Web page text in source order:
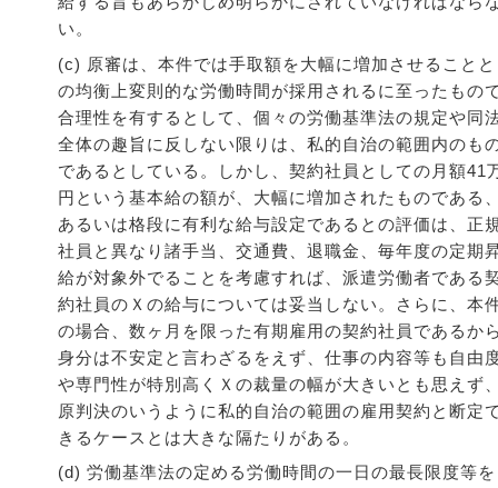
い。
(c) 原審は、本件では手取額を大幅に増加させることと
の均衡上変則的な労働時間が採用されるに至ったもの
合理性を有するとして、個々の労働基準法の規定や同
全体の趣旨に反しない限りは、私的自治の範囲内のも
であるとしている。しかし、契約社員としての月額41
円という基本給の額が、大幅に増加されたものである
あるいは格段に有利な給与設定であるとの評価は、正
社員と異なり諸手当、交通費、退職金、毎年度の定期
給が対象外でることを考慮すれば、派遣労働者である
約社員のＸの給与については妥当しない。さらに、本
の場合、数ヶ月を限った有期雇用の契約社員であるか
身分は不安定と言わざるをえず、仕事の内容等も自由
や専門性が特別高くＸの裁量の幅が大きいとも思えず
原判決のいうように私的自治の範囲の雇用契約と断定
きるケースとは大きな隔たりがある。
(d) 労働基準法の定める労働時間の一日の最長限度等を